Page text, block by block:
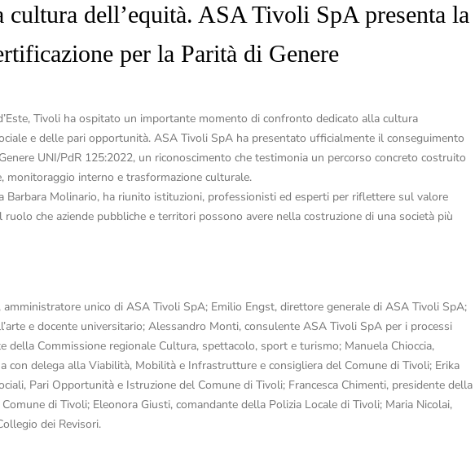
dell’equità. ASA Tivoli SpA presenta la
per la Parità di Genere
Tivoli ha ospitato un importante momento di confronto dedicato alla cultura
e delle pari opportunità. ASA Tivoli SpA ha presentato ufficialmente il conseguimento
UNI/PdR 125:2022, un riconoscimento che testimonia un percorso concreto costruito
monitoraggio interno e trasformazione culturale.
Barbara Molinario, ha riunito istituzioni, professionisti ed esperti per riflettere sul valore
che aziende pubbliche e territori possono avere nella costruzione di una società più
amministratore unico di ASA Tivoli SpA; Emilio Engst, direttore generale di ASA Tivoli SpA;
e docente universitario; Alessandro Monti, consulente ASA Tivoli SpA per i processi
della Commissione regionale Cultura, spettacolo, sport e turismo; Manuela Chioccia,
con delega alla Viabilità, Mobilità e Infrastrutture e consigliera del Comune di Tivoli; Erika
Pari Opportunità e Istruzione del Comune di Tivoli; Francesca Chimenti, presidente della
di Tivoli; Eleonora Giusti, comandante della Polizia Locale di Tivoli; Maria Nicolai,
dei Revisori.